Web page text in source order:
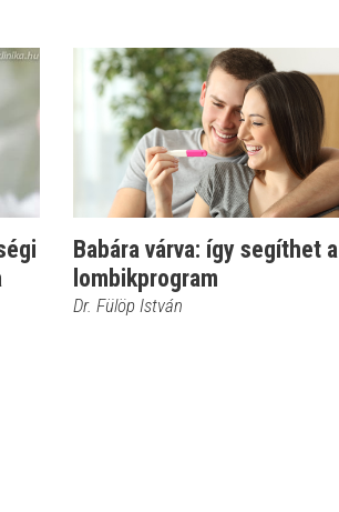
Babára várva: így segíthet a
lombikprogram
Dr. Fülöp István